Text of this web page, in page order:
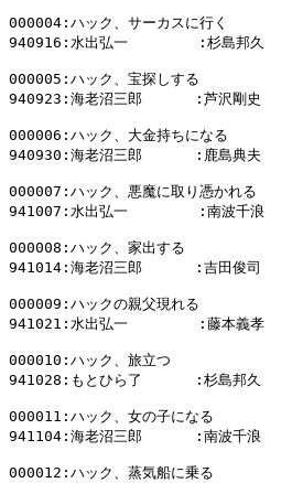
000004:ハック、サーカスに行く
940916:水出弘一        :杉島邦
000005:ハック、宝探しする
940923:海老沼三郎      :芦沢剛
000006:ハック、大金持ちになる
940930:海老沼三郎      :鹿島典
000007:ハック、悪魔に取り憑かれる
941007:水出弘一        :南波千
000008:ハック、家出する
941014:海老沼三郎      :吉田俊
000009:ハックの親父現れる
941021:水出弘一        :藤本義
000010:ハック、旅立つ
941028:もとひら了      :杉島邦
000011:ハック、女の子になる
941104:海老沼三郎      :南波千
000012:ハック、蒸気船に乗る